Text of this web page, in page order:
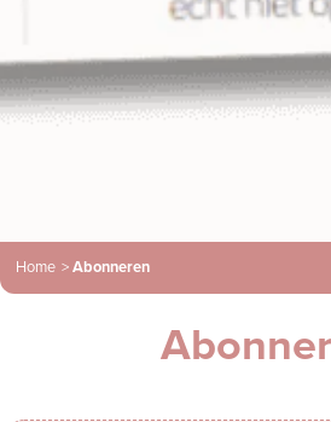
Home >Abonneren